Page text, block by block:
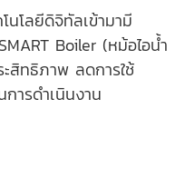
โลยีดิจิทัลเข้ามามี
Boiler (หม้อไอน้ำ
สิทธิภาพ ลดการใช้
ารดำเนินงาน